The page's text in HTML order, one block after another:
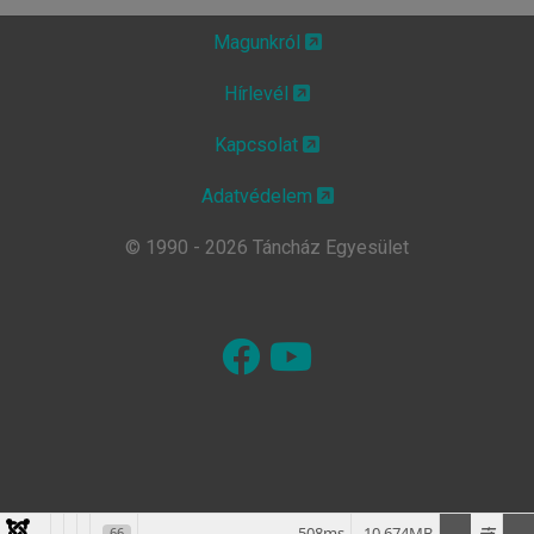
Magunkról
Hírlevél
Kapcsolat
Adatvédelem
© 1990 - 2026 Táncház Egyesület